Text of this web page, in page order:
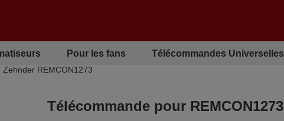
Pour les fans Télécommandes Universelles
REMCON1273
Télécommande pour REMCON1273